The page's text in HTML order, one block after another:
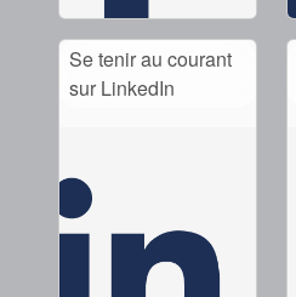
Se tenir au courant
sur LinkedIn